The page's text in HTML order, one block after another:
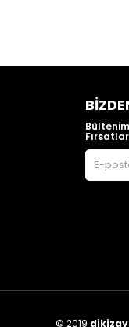
© 2019